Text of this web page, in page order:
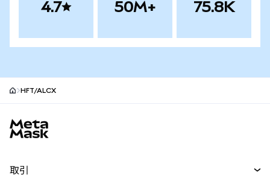
4.7 50M+ 75.8K
HFT/ALCX
取引